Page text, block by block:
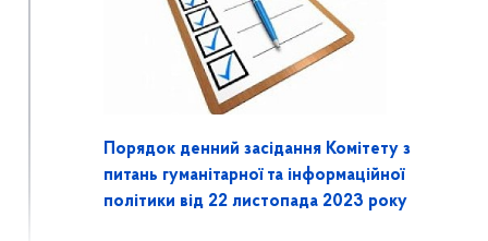
Порядок денний засідання Комітету з
питань гуманітарної та інформаційної
політики від 22 листопада 2023 року